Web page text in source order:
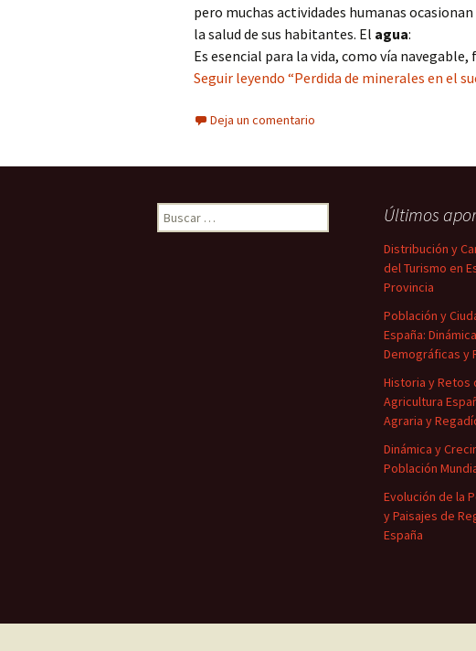
pero muchas actividades humanas
la salud de sus habitantes. El agua:
Es esencial para la vida, como vía
Seguir leyendo “Perdida de minerales en el
Deja un comentario
Buscar: Últimos
Distribución y
del Turismo en
Provincia
Población y
España:
Demográficas y
Historia y Retos
Agricultura
Agraria y
Dinámica y
Población
Evolución de la
y Paisajes de
España